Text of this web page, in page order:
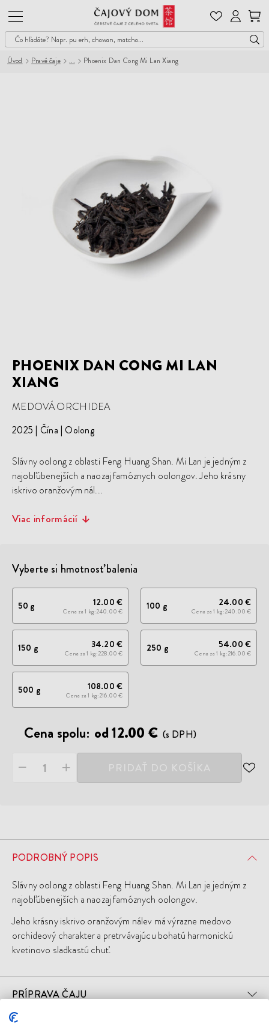
Čajový
Dom
Úvod Pravé čaje Phoenix Dan Cong Mi Lan Xiang
PHOENIX DAN CONG MI LAN
XIANG
MEDOVÁ ORCHIDEA
2025
Čína Oolong
Slávny oolong z oblasti Feng Huang Shan. Mi Lan je jedným z
najobľúbenejších a naozaj famóznych oolongov. Jeho krásny
iskrivo oranžovým nál...
Viac informácií
Vyberte si hmotnosť balenia
50 g Cena za 1 kg 240.00 €
12.00 € 100 g Cena za 1 kg 240.00 €
24.00 €
150 g Cena za 1 kg 228.00 €
34.20 € 250 g Cena za 1 kg 216.00 €
54.00 €
500 g Cena za 1 kg 216.00 €
108.00 €
Cena spolu: od 12.00 € (s DPH)
PRIDAŤ DO KOŠÍKA
PODROBNÝ POPIS
Slávny oolong z oblasti Feng Huang Shan. Mi Lan je jedným z
najobľúbenejších a naozaj famóznych oolongov.
Jeho krásny iskrivo oranžovým nálev má výrazne medovo
orchideový charakter a pretrvávajúcu bohatú harmonickú
kvetinovo sladkastú chuť.
PRÍPRAVA ČAJU